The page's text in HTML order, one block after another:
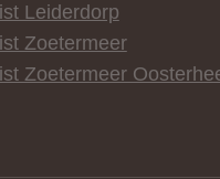
Leiderdorp
Zoetermeer
Zoetermeer